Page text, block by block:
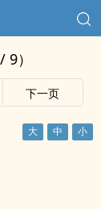
）
下一页